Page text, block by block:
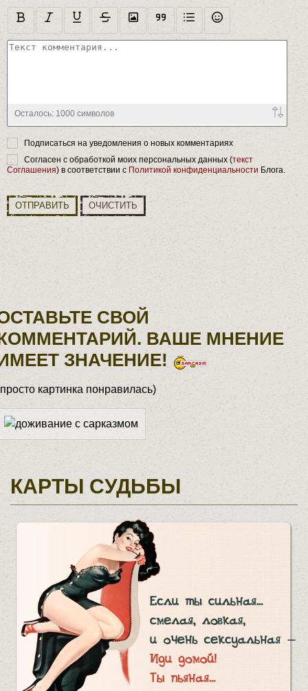
Осталось: 1000 символов
Подписаться на уведомления о новых комментариях
Согласен с обработкой моих персональных данных (текст
Соглашения) в соответствии с Политикой конфиденциальности Блога.
ОТПРАВИТЬ ОЧИСТИТЬ
СВОЙ
ВАШЕ МНЕНИЕ
ЗНАЧЕНИЕ!
картинка понравилась)
КАРТЫ СУДЬБЫ